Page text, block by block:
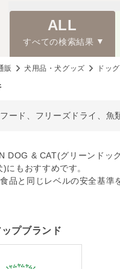
ALL
すべての検索結果
販 犬用品・犬グッズ ドッ
ード、フリーズドライ、魚
DOG & CAT(グリーンドッ
)にもおすすめです。
品と同じレベルの安全基準
プブランド